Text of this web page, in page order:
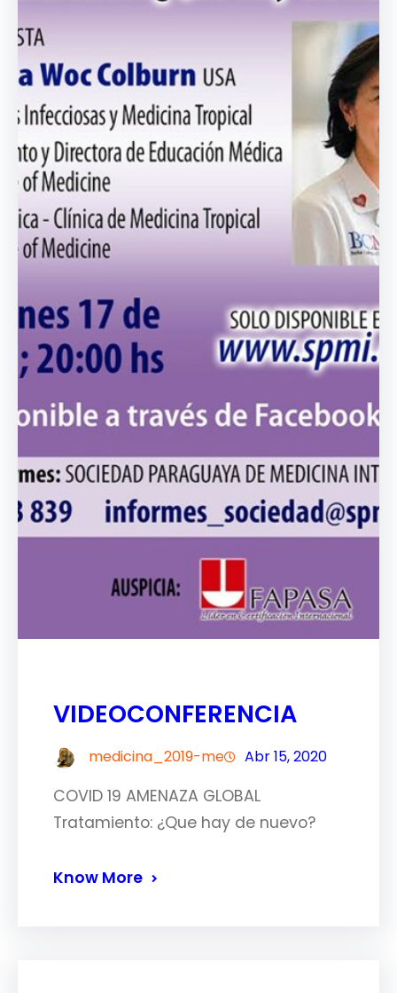
VIDEOCONFERENCIA
medicina_2019-me Abr 15, 2020
COVID 19 AMENAZA GLOBAL
Tratamiento: ¿Que hay de nuevo?
Know More